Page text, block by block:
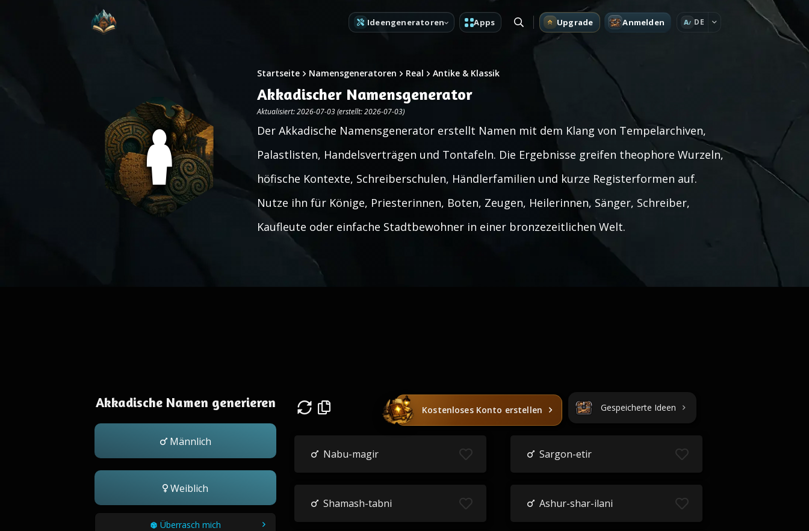
Ideengeneratoren Apps Upgrade Anmelden A DE
Startseite Namensgeneratoren Real Antike & Klassik
Akkadischer Namensgenerator
Aktualisiert: 2026-07-03 (erstellt: 2026-07-03)
Der Akkadische Namensgenerator erstellt Namen mit dem Klang von Tempelarchiven,
Palastlisten, Handelsverträgen und Tontafeln. Die Ergebnisse greifen theophore Wurzeln,
höfische Kontexte, Schreiberschulen, Händlerfamilien und kurze Registerformen auf.
Nutze ihn für Könige, Priesterinnen, Boten, Zeugen, Heilerinnen, Sänger, Schreiber,
Kaufleute oder einfache Stadtbewohner in einer bronzezeitlichen Welt.
Akkadische Namen generieren
Männlich
Weiblich
Überrasch mich
Kostenloses Konto erstellen Gespeicherte Ideen
Nabu-magir Sargon-etir
Shamash-tabni Ashur-shar-ilani